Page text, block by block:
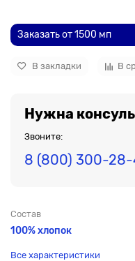
Заказать от 1500 мп
В закладки В
Нужна
Звоните:
8 (800) 300-28-
Состав
100% хлопок
Все характеристики